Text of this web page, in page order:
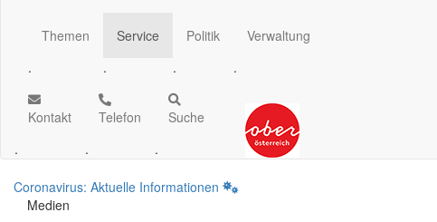
Themen
.
Service
.
Politik
.
Verwaltung
.
Kontakt
.
Telefon
.
Suche
.
Coronavirus: Aktuelle Informationen
Medien